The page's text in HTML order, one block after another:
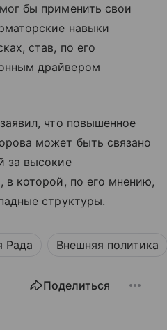
бы применить свои
навыки
став, по его
драйвером
что повышенное
может быть связано
за высокие
в которой, по его мнению,
структуры.
Рада Внешняя политика
Поделиться